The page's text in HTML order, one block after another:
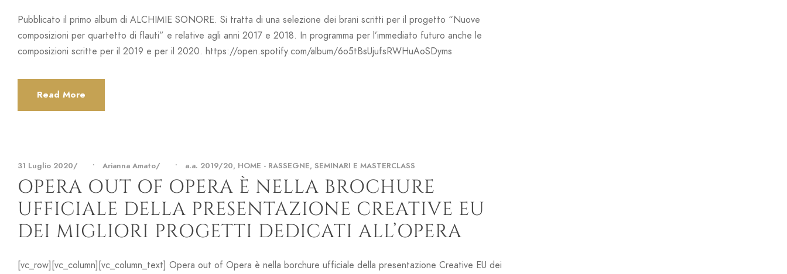
Pubblicato il primo album di ALCHIMIE SONORE. Si tratta di una selezione dei brani scritti per il progetto “Nuove
composizioni per quartetto di flauti” e relative agli anni 2017 e 2018. In programma per l’immediato futuro anche le
composizioni scritte per il 2019 e per il 2020. https://open.spotify.com/album/6o5tBsUjufsRWHuAoSDyms
Read More
31 Luglio 2020 • Arianna Amato • a.a. 2019/20, HOME - RASSEGNE, SEMINARI E MASTERCLASS
OPERA OUT OF OPERA È NELLA BROCHURE
UFFICIALE DELLA PRESENTAZIONE CREATIVE EU
DEI MIGLIORI PROGETTI DEDICATI ALL’OPERA
[vc_row][vc_column][vc_column_text] Opera out of Opera è nella borchure ufficiale della presentazione Creative EU dei